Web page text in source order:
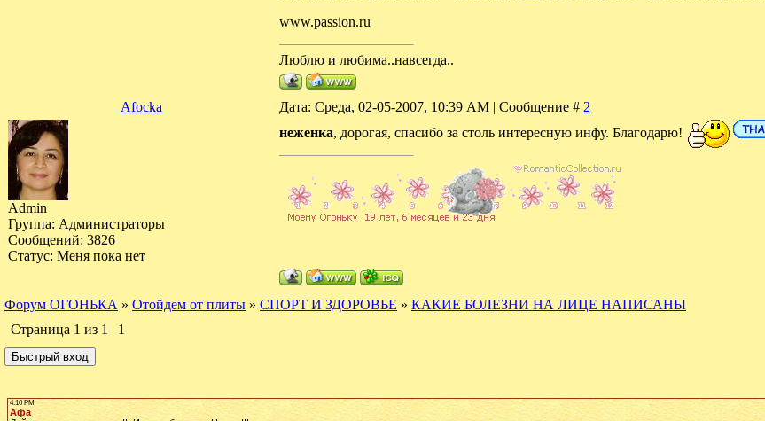
www.passion.ru
Люблю и любима..навсегда..
Afocka Дата: Среда, 02-05-2007, 10:39 AM | Сообщение # 2
Admin
Группа: Администраторы
Сообщений: 3826
Статус: Меня пока нет
неженка, дорогая, спасибо за столь интересную инфу. Благодарю!
Форум ОГОНЬКА » Отойдем от плиты » СПОРТ И ЗДОРОВЬЕ » КАКИЕ БОЛЕЗНИ НА ЛИЦЕ НАПИСАНЫ
Страница 1 из 1
1